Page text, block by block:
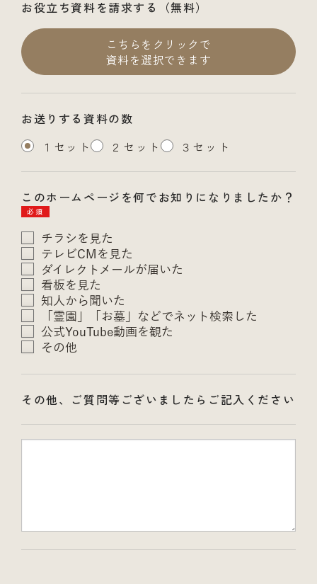
お役立ち資料を請求する（無料）
こちらをクリックで
資料を選択できます
お送りする資料の数
１セット
２セット ３セット
このホームページを何でお知りになりましたか？
必須
チラシを見た
テレビCMを見た
ダイレクトメールが届いた
看板を見た
知人から聞いた
「霊園」「お墓」などでネット検索した
公式YouTube動画を観た
その他
その他、ご質問等ございましたらご記入ください